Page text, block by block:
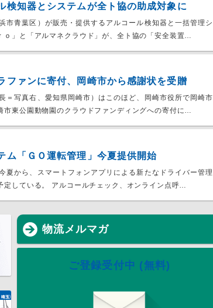
知器とシステムが全ト協の助成対象に
市青葉区）が販売・提供するアルコール検知器と一括管理シ
ｏ」と「アルマネクラウド」が、全ト協の「安全装置…
ァンに寄付、岡崎市から感謝状を受贈
＝写真右、愛知県岡崎市）はこのほど、岡崎市役所で岡崎市
東公園動物園のクラウドファンディングへの寄付に…
「ＧＯ運転管理」今夏提供開始
夏から、スマートフォンアプリによる新たなドライバー管理
定している。 アルコールチェック、オンライン点呼…
物流メルマガ
ご登録受付中 (無料)